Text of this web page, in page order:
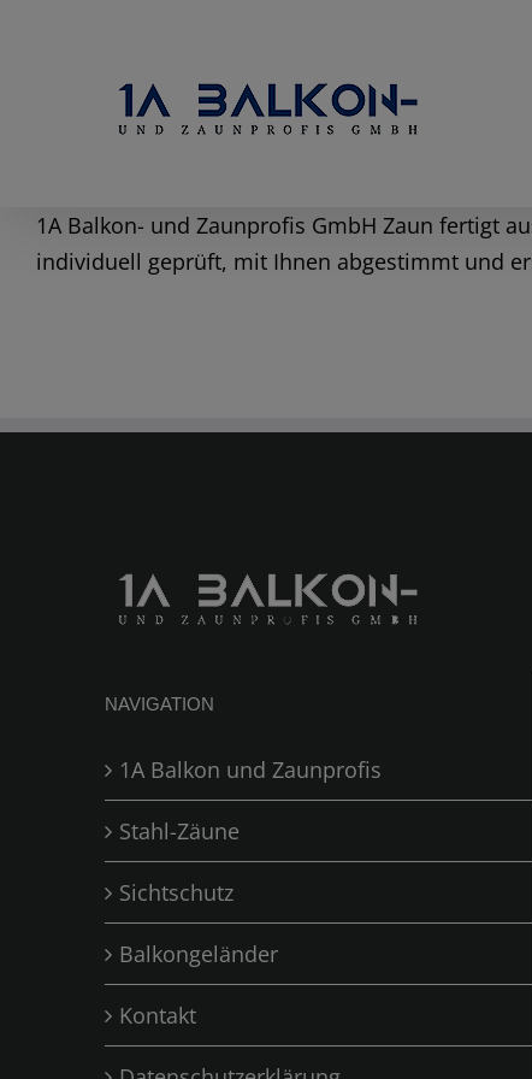
1A Balkon- und Zaunprofis GmbH Zaun fertigt
individuell geprüft, mit Ihnen abgestimmt und
NAVIGATION
1A Balkon und Zaunprofis
Stahl-Zäune
Sichtschutz
Balkongeländer
Kontakt